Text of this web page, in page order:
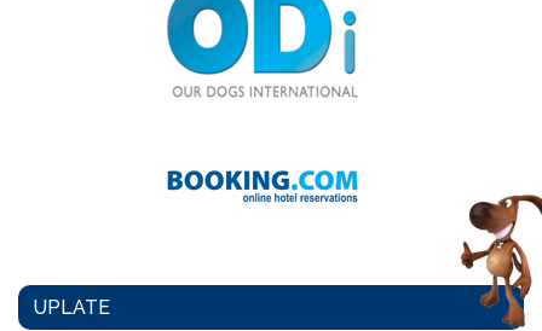
UPLATE